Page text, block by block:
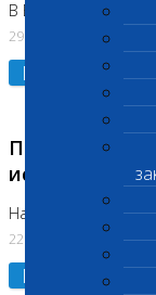
В Бутово 29.07.26
29.07.2026
Подробнее
исследований
На Нагорной. Код (
22.07.2026
Подробнее